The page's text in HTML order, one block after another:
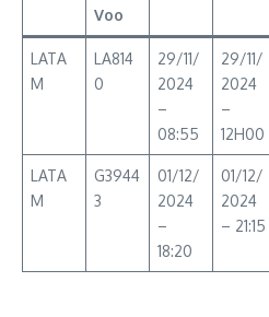
Voo
LATA
M
LA814
0
29/11/
2024
–
08:55
29/11/
2024
–
12H00
LATA
M
G3944
3
01/12/
2024
–
18:20
01/12/
2024
– 21:15